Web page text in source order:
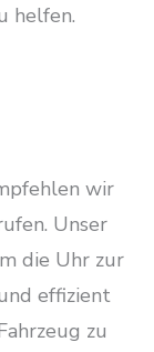
helfen.
wir
Unser
die Uhr zur
effizient
zu